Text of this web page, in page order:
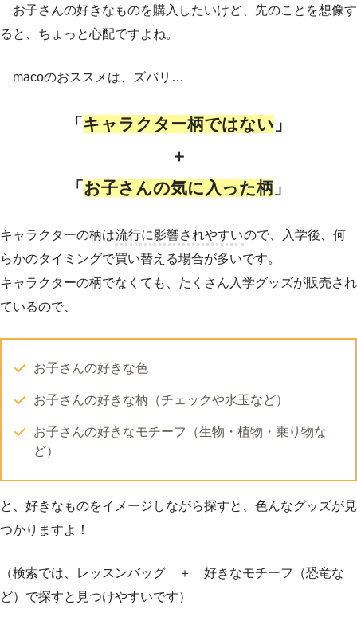
お子さんの好きなものを購入したいけど、先のことを想像す
ると、ちょっと心配ですよね。
macoのおススメは、ズバリ…
「 キャラクター柄ではない 」
＋
「 お子さんの気に入った柄 」
キャラクターの柄は流行に影響されやすいので、入学後、何
らかのタイミングで買い替える場合が多いです。
キャラクターの柄でなくても、たくさん入学グッズが販売され
ているので、
お子さんの好きな色
お子さんの好きな柄（チェックや水玉など）
お子さんの好きなモチーフ（生物・植物・乗り物な
ど）
と、好きなものをイメージしながら探すと、色んなグッズが見
つかりますよ！
（検索では、レッスンバッグ ＋ 好きなモチーフ（恐竜な
ど）で探すと見つけやすいです）